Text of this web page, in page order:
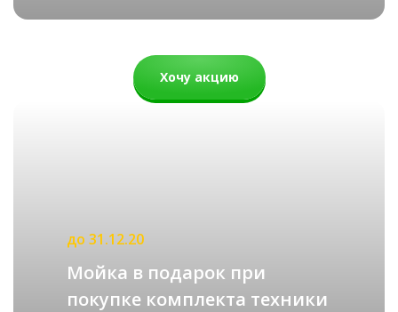
Хочу акцию
до 31.12.20
Мойка в подарок при
покупке комплекта техники